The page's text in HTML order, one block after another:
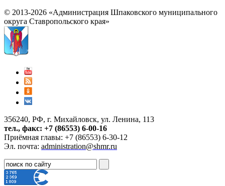
© 2013-2026 «Администрация Шпаковского муниципального
округа Ставропольского края»
356240, РФ, г. Михайловск, ул. Ленина, 113
тел., факс: +7 (86553) 6-00-16
Приёмная главы: +7 (86553) 6-30-12
Эл. почта: administration@shmr.ru